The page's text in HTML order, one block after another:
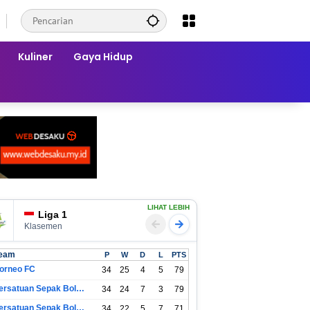
Kuliner Gaya Hidup
Liga 1
Klasemen
LIHAT LEBIH
P W D L PTS
FC 34 25 4 5
79
Persatuan Sepak Bola Indonesia Bandung 34 24 7 3
79
Persatuan Sepak Bola Indonesia Jakarta